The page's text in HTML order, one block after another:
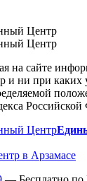
на сайте
ни при каких
в Арзамасе